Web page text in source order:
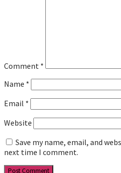
Comment *
Name *
Email *
Website
Save my name, email, and
next time I comment.